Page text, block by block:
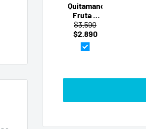
Quitamanchas
Fruta Y
Bebidas
El Mago
50 Ml
Dr.Beckmann
$3.590
$2.890